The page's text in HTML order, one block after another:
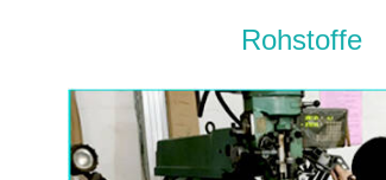
Rohstoffe